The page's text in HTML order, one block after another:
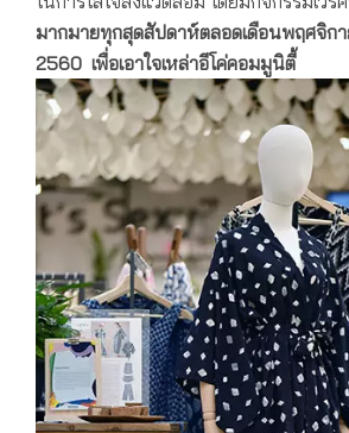
มากมายทุกสุดสัปดาห์ตลอดเดือนพฤศจิก
2560 เพื่อเอาใจเหล่าอีโค่คอมมูนิตี้